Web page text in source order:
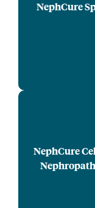
NephCure
NephCure